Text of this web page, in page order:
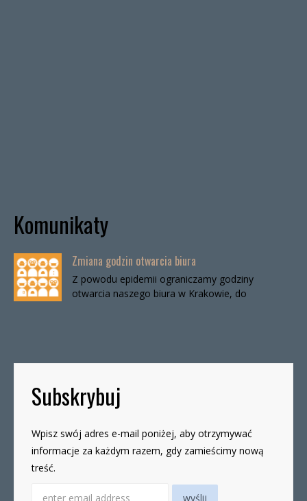
Komunikaty
Zmiana godzin otwarcia biura
Z powodu epidemii ograniczamy godziny
otwarcia naszego biura w Krakowie, do
Subskrybuj
Wpisz swój adres e-mail poniżej, aby otrzymywać
informacje za każdym razem, gdy zamieścimy nową
treść.